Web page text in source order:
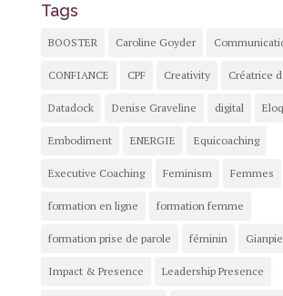
Tags
BOOSTER Caroline Goyder
CONFIANCE CPF Creativity Créatrice
Datadock Denise Graveline digital
Embodiment ENERGIE Equicoaching
Executive Coaching Feminism Femmes
formation en ligne formation femme
formation prise de parole féminin
Impact & Presence Leadership Presence